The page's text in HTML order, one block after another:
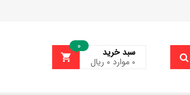
0 سبد خرید
0 موارد ۰ ریال